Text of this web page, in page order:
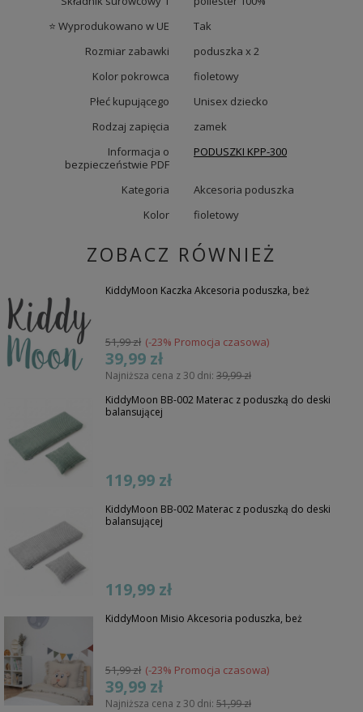
⭐ Wyprodukowano w UE
Tak
Rozmiar zabawki
poduszka x 2
Kolor pokrowca
fioletowy
Płeć kupującego
Unisex dziecko
Rodzaj zapięcia
zamek
Informacja o
bezpieczeństwie PDF
PODUSZKI KPP-300
Kategoria
Akcesoria poduszka
Kolor
fioletowy
ZOBACZ RÓWNIEŻ
KiddyMoon Kaczka Akcesoria poduszka, beż
51,99 zł (-23% Promocja czasowa)
39,99 zł
Najniższa cena z 30 dni: 39,99 zł
KiddyMoon BB-002 Materac z poduszką do deski
balansującej
119,99 zł
KiddyMoon BB-002 Materac z poduszką do deski
balansującej
119,99 zł
KiddyMoon Misio Akcesoria poduszka, beż
51,99 zł (-23% Promocja czasowa)
39,99 zł
Najniższa cena z 30 dni: 51,99 zł